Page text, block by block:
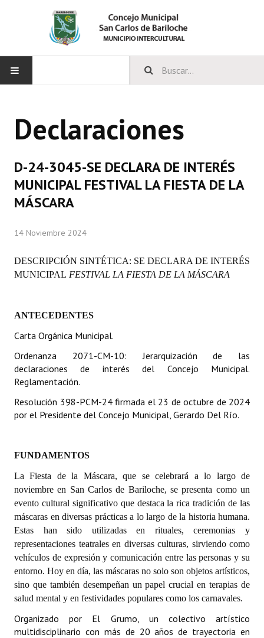
CONCEJO
Integrantes del Concejo
Comisiones Permanentes
Comisiones Especiales
Concejales Mandato Cumplido
Programas
Constitución Nacional
Constitución Provincial
Carta Orgánica 2007
Reglamento Interno
Organigrama
DOCUMENTOS
Informes de Gestión
Proyectos Presentados
Dictámenes Asesoría Letrada
Actas de Sesión
Informes de Unidad Coordinadora
Ejecución Presupuestaria
Declaraciones
D-24-3045-SE DECLARA DE INTERÉS
MUNICIPAL FESTIVAL LA FIESTA DE LA
MÁSCARA
14 Noviembre 2024
DESCRIPCIÓN SINTÉTICA: SE DECLARA DE INTERÉS
MUNICIPAL FESTIVAL LA FIESTA DE LA MÁSCARA
ANTECEDENTES
Carta Orgánica Municipal.
Ordenanza 2071-CM-10: Jerarquización de las
declaraciones de interés del Concejo Municipal.
Reglamentación.
Resolución 398-PCM-24 firmada el 23 de octubre de 2024
por el Presidente del Concejo Municipal, Gerardo Del Río.
FUNDAMENTOS
La Fiesta de la Máscara, que se celebrará a lo largo de
noviembre en San Carlos de Bariloche, se presenta como un
evento cultural significativo que destaca la rica tradición de las
máscaras en diversas prácticas a lo largo de la historia humana.
Estas han sido utilizadas en rituales, ceremonias y
representaciones teatrales en diversas culturas, sirviendo como
vehículos de expresión y comunicación entre las personas y su
entorno. Hoy en día, las máscaras no solo son objetos artísticos,
sino que también desempeñan un papel crucial en terapias de
salud mental y en festividades populares como los carnavales.
Organizado por El Grumo, un colectivo artístico
multidisciplinario con más de 20 años de trayectoria en